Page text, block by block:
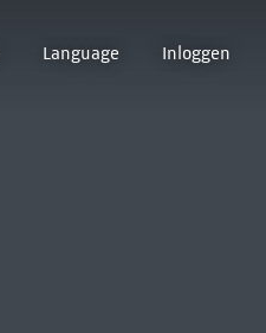
Language Inloggen